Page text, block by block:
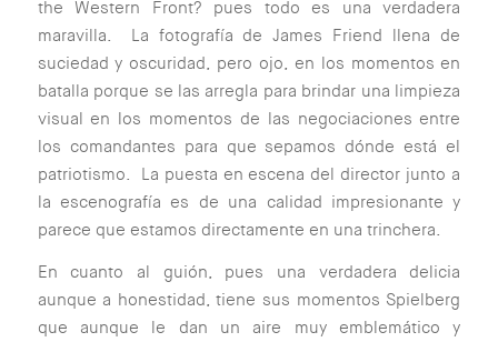
the Western Front? pues todo es una verdadera
maravilla. La fotografía de James Friend llena de
suciedad y oscuridad, pero ojo, en los momentos en
batalla porque se las arregla para brindar una limpieza
visual en los momentos de las negociaciones entre
los comandantes para que sepamos dónde está el
patriotismo. La puesta en escena del director junto a
la escenografía es de una calidad impresionante y
parece que estamos directamente en una trinchera.
En cuanto al guión, pues una verdadera delicia
aunque a honestidad, tiene sus momentos Spielberg
que aunque le dan un aire muy emblemático y